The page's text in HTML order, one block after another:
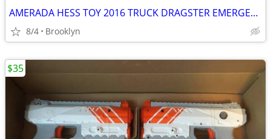
AMERADA HESS TOY 2016 TRUCK DRAGSTER EMERGENCY FLASHERS RCE CAR SOUND
8/4 Brooklyn
$35